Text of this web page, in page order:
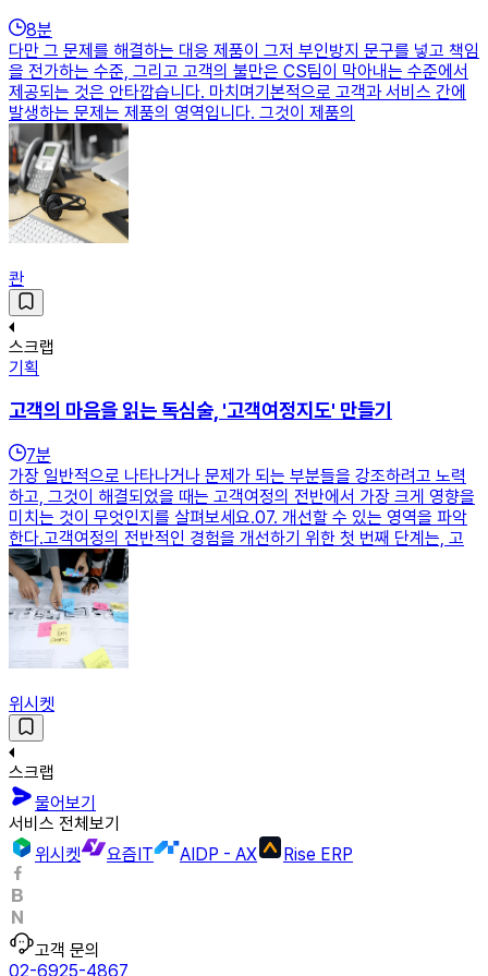
8분
다만 그 문제를 해결하는 대응 제품이 그저 부인방지 문구를 넣고 책임
을 전가하는 수준, 그리고 고객의 불만은 CS팀이 막아내는 수준에서
제공되는 것은 안타깝습니다. 마치며기본적으로 고객과 서비스 간에
발생하는 문제는 제품의 영역입니다. 그것이 제품의
콴
스크랩
기획
고객의 마음을 읽는 독심술, '고객여정지도' 만들기
7분
가장 일반적으로 나타나거나 문제가 되는 부분들을 강조하려고 노력
하고, 그것이 해결되었을 때는 고객여정의 전반에서 가장 크게 영향을
미치는 것이 무엇인지를 살펴보세요.​​07. 개선할 수 있는 영역을 파악
한다.고객여정의 전반적인 경험을 개선하기 위한 첫 번째 단계는, 고
위시켓
스크랩
물어보기
서비스 전체보기
위시켓
요즘IT AIDP - AX Rise ERP
고객 문의
02-6925-4867